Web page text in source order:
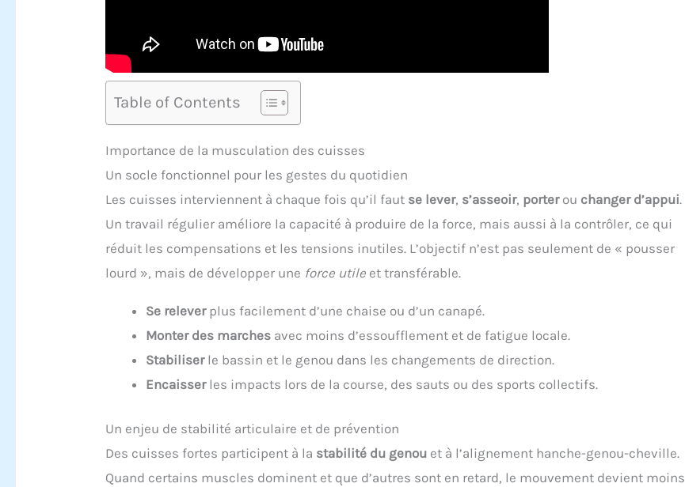
Table of Contents
Importance de la musculation des cuisses
Un socle fonctionnel pour les gestes du quotidien
Les cuisses interviennent à chaque fois qu’il faut se lever, s’asseoir, porterou changer d’appui.
Un travail régulier améliore la capacité à produire de la force, mais aussi à la contrôler, ce qui
réduit les compensations et les tensions inutiles. L’objectif n’est pas seulement de « pousser
lourd », mais de développer une force utile et transférable.
Se releverplus facilement d’une chaise ou d’un canapé.
Monter des marches avec moins d’essoufflement et de fatigue locale.
Stabiliserle bassin et le genou dans les changements de direction.
Encaisserles impacts lors de la course, des sauts ou des sports collectifs.
Un enjeu de stabilité articulaire et de prévention
Des cuisses fortes participent à la stabilité du genou et à l’alignement hanche-genou-cheville.
Quand certains muscles dominent et que d’autres sont en retard, le mouvement devient moins